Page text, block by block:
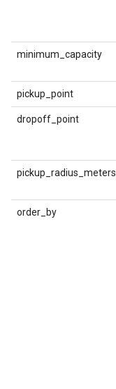
minimum_capacity
pickup_point
dropoff_point
pickup_radius_meters
order_by